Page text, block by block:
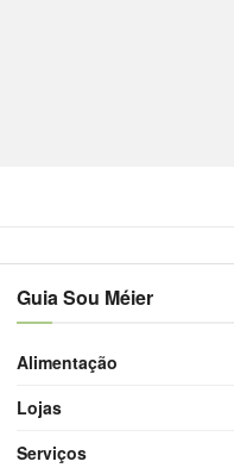
Guia Sou Méier
Alimentação
Lojas
Serviços